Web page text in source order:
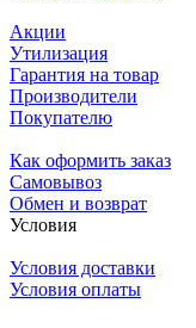
Акции
Утилизация
Гарантия на товар
Производители
Покупателю
Как оформить заказ
Самовывоз
Обмен и возврат
Условия
Условия доставки
Условия оплаты